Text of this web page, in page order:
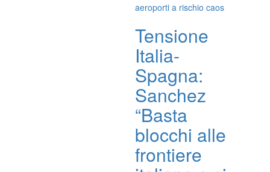
aeroporti a rischio caos
Tensione
Italia-
Spagna:
Sanchez
“Basta
blocchi alle
frontiere